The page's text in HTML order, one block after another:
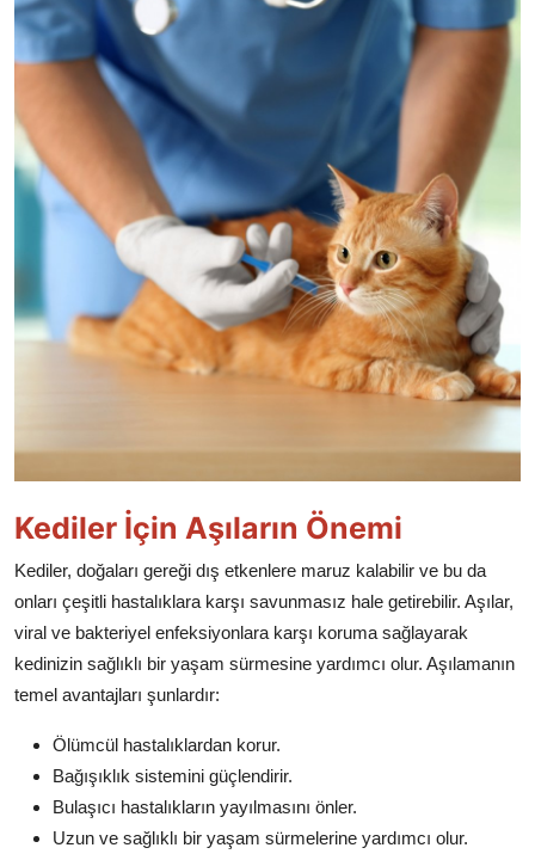
KEDİ MAMASI
VETERİNERLER
Kediler İçin Aşıların Önemi
Kediler, doğaları gereği dış etkenlere maruz kalabilir ve bu da
onları çeşitli hastalıklara karşı savunmasız hale getirebilir. Aşılar,
viral ve bakteriyel enfeksiyonlara karşı koruma sağlayarak
kedinizin sağlıklı bir yaşam sürmesine yardımcı olur. Aşılamanın
temel avantajları şunlardır:
Ölümcül hastalıklardan korur.
Bağışıklık sistemini güçlendirir.
Bulaşıcı hastalıkların yayılmasını önler.
Uzun ve sağlıklı bir yaşam sürmelerine yardımcı olur.